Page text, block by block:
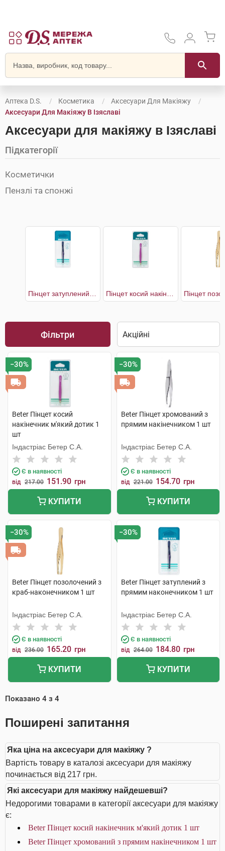
Аптека D.S. Косметика
Аксесуари Для Макіяжу
Аксесуари Для Макіяжу В Ізяславі
Аксесуари для макіяжу в Ізяславі
Підкатегорії
Косметички
Пензлі та спонжі
Фільтри
−30%
Beter Пінцет косий
накінечник м'який дотик 1
шт
Індастріас Бетер С.А.
Є в наявності
від 217.00 151.90 грн
КУПИТИ
−30%
Beter Пінцет хромований з
прямим накінечником 1 шт
Індастріас Бетер С.А.
Є в наявності
від 221.00 154.70 грн
КУПИТИ
−30%
Beter Пінцет позолочений з
краб-наконечником 1 шт
Індастріас Бетер С.А.
Є в наявності
від 236.00 165.20 грн
КУПИТИ
−30%
Beter Пінцет затуплений з
прямим наконечником 1 шт
Індастріас Бетер С.А.
Є в наявності
від 264.00 184.80 грн
КУПИТИ
Показано 4 з 4
Поширені запитання
Яка ціна на аксесуари для макіяжу ?
Вартість товару в каталозі аксесуари для макіяжу
починається від 217 грн.
Які аксесуари для макіяжу найдешевші?
Недорогими товарами в категорії аксесуари для макіяжу
є:
Beter Пінцет косий накінечник м'який дотик 1 шт
Beter Пінцет хромований з прямим накінечником 1 шт